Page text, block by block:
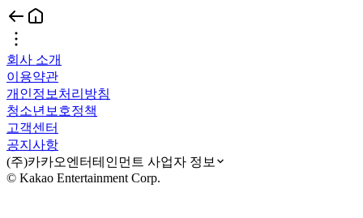
회사 소개
이용약관
개인정보처리방침
청소년보호정책
고객센터
공지사항
(주)카카오엔터테인먼트 사업자 정보
© Kakao Entertainment Corp.